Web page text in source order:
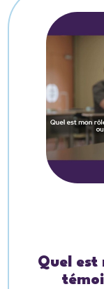
Quel est